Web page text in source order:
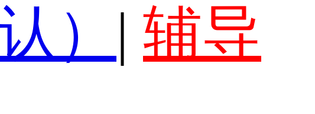
） | 辅导